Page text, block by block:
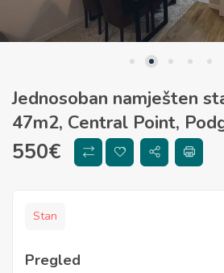
Jednosoban namješten
47m2, Central Point,
550€
Stan
Pregled